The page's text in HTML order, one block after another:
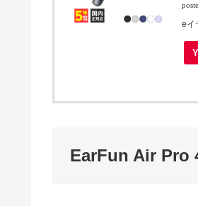
eイ
EarFun Air Pro